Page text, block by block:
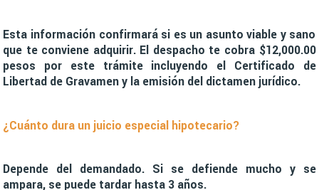
Esta información confirmará si es un asunto viable y sano
que te conviene adquirir. El despacho te cobra $12,000.00
pesos por este trámite incluyendo el Certificado de
Libertad de Gravamen y la emisión del dictamen jurídico.
¿Cuánto dura un juicio especial hipotecario?
Depende del demandado. Si se defiende mucho y se
ampara, se puede tardar hasta 3 años.